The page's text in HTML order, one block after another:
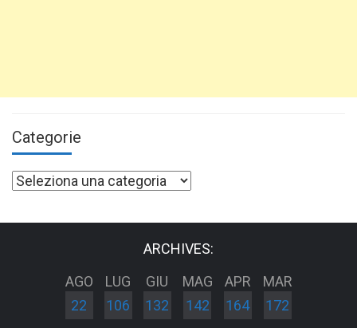
Categorie
Categorie
ARCHIVES:
AGO
22
LUG
106
GIU
132
MAG
142
APR
164
MAR
172